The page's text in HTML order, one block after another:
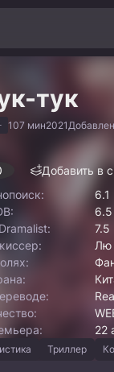
тук
107 мин2021
Добавить в
6.1
6.5
7.5
Лю
22
Триллер